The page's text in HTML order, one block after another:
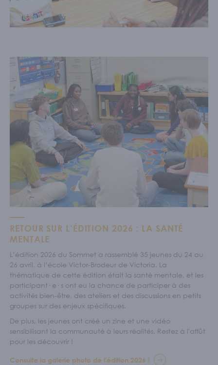
RETOUR SUR L’ÉDITION 2026 : LA SANTÉ
MENTALE
L’édition 2026 du Sommet a rassemblé 35 jeunes du 24 au
26 avril, à l’école Victor-Brodeur de Victoria. La
thématique de cette édition était la santé mentale, et les
participant· e· s ont eu la chance de participer à des
activités bien-être, des ateliers et des discussions en petits
groupes sur des enjeux spécifiques.
De plus, les jeunes ont créé un zine et une vidéo
sensibilisant la communauté à leurs réalités. Restez à l'affût
pour les découvrir !
Consulte la galerie photo de l'édition 2026 !